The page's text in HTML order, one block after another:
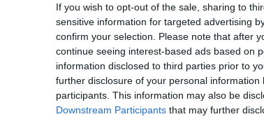
If you wish to opt-out of the sale, sharing to
sensitive information for targeted advertising
confirm your selection. Please note that after
continue seeing interest-based ads based on
information disclosed to third parties prior to
further disclosure of your personal information
participants. This information may also be
Downstream Participants that may further
Apie 15.35 val. gautas pranešimas, kad
stipri vandens srovė.